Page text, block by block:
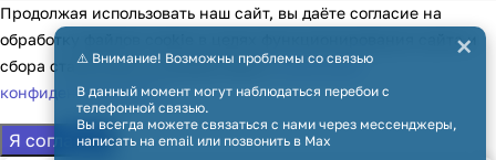
⚠️ Внимание! Возможны проблемы со связью
В данный момент могут наблюдаться перебои с
телефонной связью.
Вы всегда можете связаться с нами через мессенджеры,
написать на email или позвонить в Max
×
Продолжая использовать наш сайт, вы даёте согласие на
обработку файлов cookie в целях функционирования сайта и
сбора статистики в соответствии сполитикой
конфиденциальности
Я согласен